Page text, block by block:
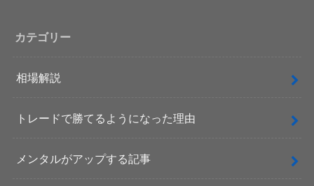
カテゴリー
相場解説
トレードで勝てるようになった理由
メンタルがアップする記事